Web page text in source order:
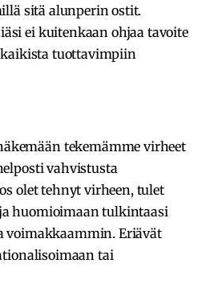
sitä alunperin ostit.
ei kuitenkaan ohjaa tavoite
tuottavimpiin
tekemämme virheet
vahvistusta
olet tehnyt virheen, tulet
huomioimaan tulkintaasi
voimakkaammin. Eriävät
tai